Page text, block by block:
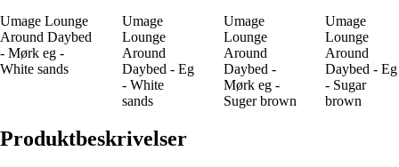
Umage Lounge
Around Daybed
- Mørk eg -
White sands
Umage
Lounge
Around
Daybed - Eg
- White
sands
Umage
Lounge
Around
Daybed -
Mørk eg -
Suger brown
Umage
Lounge
Around
Daybed - Eg
- Sugar
brown
Produktbeskrivelser